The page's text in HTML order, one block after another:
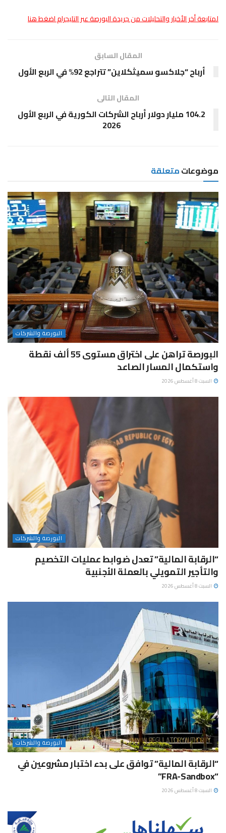
لمتابعة أخر الأخبار والتحليلات من جريدة البورصة عبر التليجرام اضغط هنا
المقال السابق
أرباح “جلاكسو سميثكلاين” تتراجع 92% في الربع الأول
المقال التالى
104.2 مليار دولار أرباح الشركات الكورية في الربع الأول
2026
موضوعاتمتعلقة
البورصة والشركات
البورصة تراهن على اختراق مستوى 55 ألف نقطة
واستكمال المسار الصاعد
السبت 8 أغسطس 2026
البورصة والشركات
“الرقابة المالية” تعدل ضوابط عمليات التخصيم
والتأجير التمويلي بالعملة الأجنبية
السبت 8 أغسطس 2026
البورصة والشركات
“الرقابة المالية” توافق على بدء اختبار مشروعين في
“FRA-Sandbox”
السبت 8 أغسطس 2026